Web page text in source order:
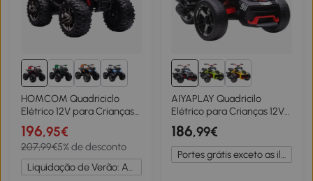
1+
HOMCOM Quadriciclo
Elétrico 12V para Crianças
de 3-5 Anos com Farol
Música Pneus de
Suspensão Botões Avance
e Retrocesso Veículo
Elétrico a Bateria
196,95€
207,99€5% de desconto
Liquidação de Verão: Até -20%
AIYAPLAY Quadricilo
Elétrico para Crianças 12V
com 2 Motores Velocidade
até 5 km/h 3 Rodas Faróis
Buzina Música 113x74x63
cm Preto e Branco
186,99€
Portes grátis exceto as ilhas